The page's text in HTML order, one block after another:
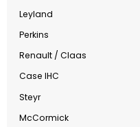
Leyland
Perkins
Renault / Claas
Case IHC
Steyr
McCormick